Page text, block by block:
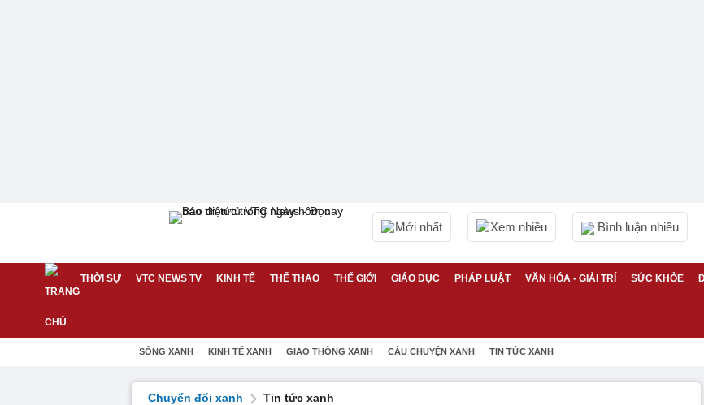
Mới nhất Xem nhiều Bình luận nhiều
THỜI SỰ VTC NEWS TV KINH TẾ THỂ THAO THẾ GIỚI GIÁO DỤC PHÁP LUẬT VĂN HÓA - GIẢI TRÍ SỨC KHỎE
SỐNG XANH KINH TẾ XANH GIAO THÔNG XANH CÂU CHUYỆN XANH TIN TỨC XANH
Chuyển đổi xanh Tin tức xanh